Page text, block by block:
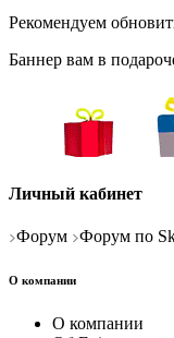
Рекомендуем
Баннер вам в
Личный кабинет
Форум Форум по
О компании
О компании